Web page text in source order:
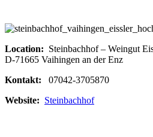
Location: Steinbachhof – Weingut
D-71665 Vaihingen an der Enz
Kontakt:
07042-3705870
Website: Steinbachhof